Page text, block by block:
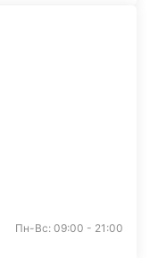
Пн-Вс: 09:00 - 21:00